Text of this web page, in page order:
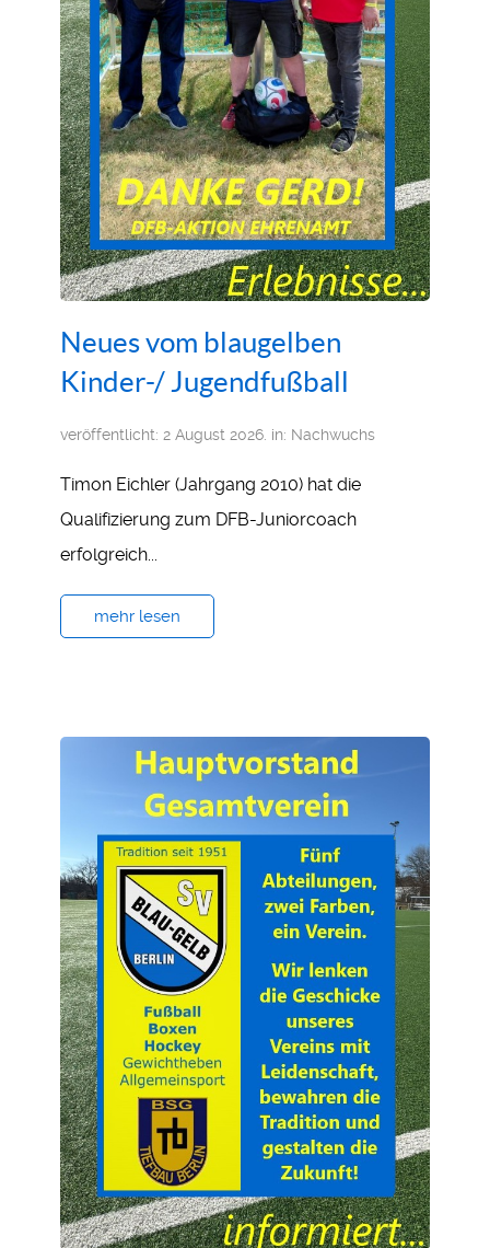
Neues vom blaugelben
Kinder-/ Jugendfußball
veröffentlicht: 2 August 2026. in: Nachwuchs
Timon Eichler (Jahrgang 2010) hat die
Qualifizierung zum DFB-Juniorcoach
erfolgreich...
mehr lesen